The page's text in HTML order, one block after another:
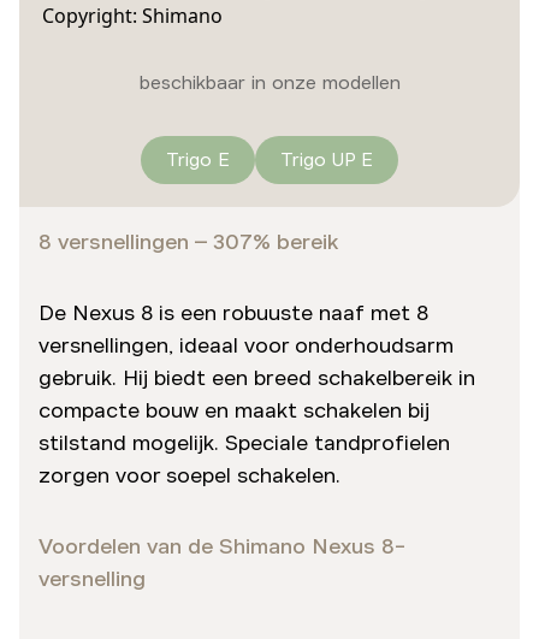
beschikbaar in onze modellen
Trigo E Trigo UP E
8 versnellingen – 307% bereik
De Nexus 8 is een robuuste naaf met 8
versnellingen, ideaal voor onderhoudsarm
gebruik. Hij biedt een breed schakelbereik in
compacte bouw en maakt schakelen bij
stilstand mogelijk. Speciale tandprofielen
zorgen voor soepel schakelen.
Voordelen van de Shimano Nexus 8-
versnelling